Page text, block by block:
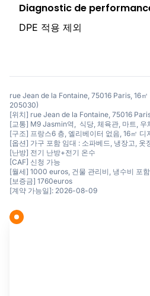
Diagnostic de
DPE 적용 제외
rue Jean de la Fontaine, 75016 Paris, 16
205030)
[위치] rue Jean de la Fontaine, 75016
[교통] M9 Jasmin역, 식당, 체육관, 마트, 우
[구조] 프랑스6 층, 엘리베이터 없음, 16㎡ 디
[옵션] 가구 포함 임대 : 소파베드, 냉장고, 옷
[난방] 전기 난방+전기 온수
[CAF] 신청 가능
[월세] 1000 euros, 건물 관리비, 냉수비 포함
[보증금] 1760euros
[계약 가능일]: 2026-08-09